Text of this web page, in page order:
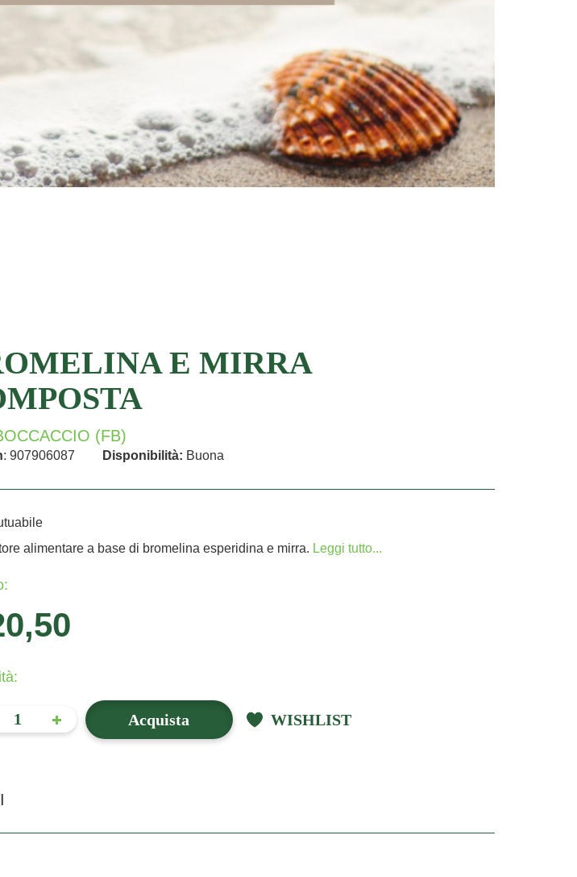
E MIRRA
(FB)
: 907906087 Disponibilità: Buona
alimentare a base di bromelina esperidina e mirra. Leggi tutto...
Acquista WISHLIST